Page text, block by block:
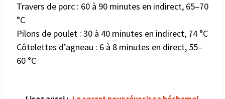
Travers de porc : 60 à 90 minutes en indirect, 65–70
°C
Pilons de poulet : 30 à 40 minutes en indirect, 74 °C
Côtelettes d’agneau : 6 à 8 minutes en direct, 55–
60 °C